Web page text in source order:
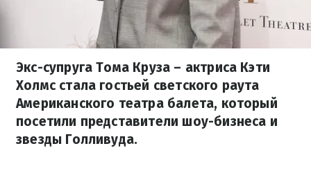
Экс-супруга Тома Круза – актриса Кэти
Холмс стала гостьей светского раута
Американского театра балета, который
посетили представители шоу-бизнеса и
звезды Голливуда.